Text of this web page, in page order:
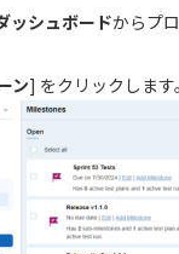
ッシュボードからプ
ン] をクリックします。